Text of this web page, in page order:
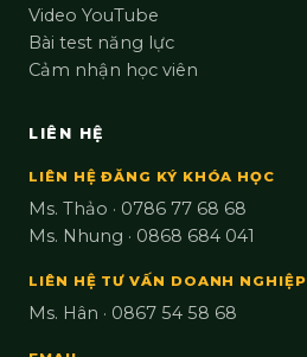
Video YouTube
Bài test năng lực
Cảm nhận học viên
LIÊN HỆ
LIÊN HỆ ĐĂNG KÝ KHÓA HỌC
Ms. Thảo · 0786 77 68 68
Ms. Nhung · 0868 684 041
LIÊN HỆ TƯ VẤN DOANH NGHIỆP
Ms. Hân · 0867 54 58 68